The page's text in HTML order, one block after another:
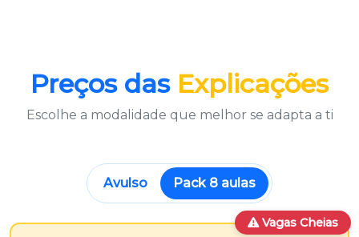
Preços das Explicações
Escolhe a modalidade que melhor se adapta a ti
Avulso Pack 8 aulas
Vagas Cheias